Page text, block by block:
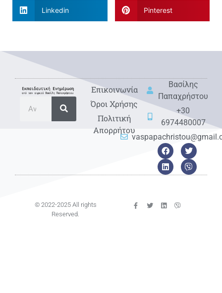
Linkedin Pinterest
Eπικοινωνία
Όροι Χρήσης
Πολιτική
Απορρήτου
Βασίλης
Παπαχρήστου
+30
6974480007
© 2022-2025 All rights
Reserved.